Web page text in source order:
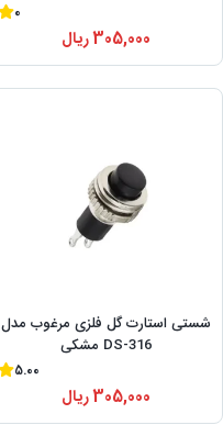
0
305,000ریال
شستی استارت گل فلزی مرغوب مدل
DS-316 مشکی
5.00
305,000ریال